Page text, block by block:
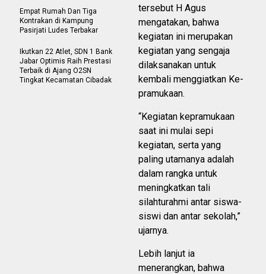
tersebut H Agus
mengatakan, bahwa
kegiatan ini merupakan
kegiatan yang sengaja
dilaksanakan untuk
kembali menggiatkan Ke-
pramukaan.
“Kegiatan kepramukaan
saat ini mulai sepi
kegiatan, serta yang
paling utamanya adalah
dalam rangka untuk
meningkatkan tali
silahturahmi antar siswa-
siswi dan antar sekolah,”
ujarnya.
Lebih lanjut ia
menerangkan, bahwa
Empat Rumah Dan Tiga
Kontrakan di Kampung
Pasirjati Ludes Terbakar
Ikutkan 22 Atlet, SDN 1 Bank
Jabar Optimis Raih Prestasi
Terbaik di Ajang O2SN
Tingkat Kecamatan Cibadak